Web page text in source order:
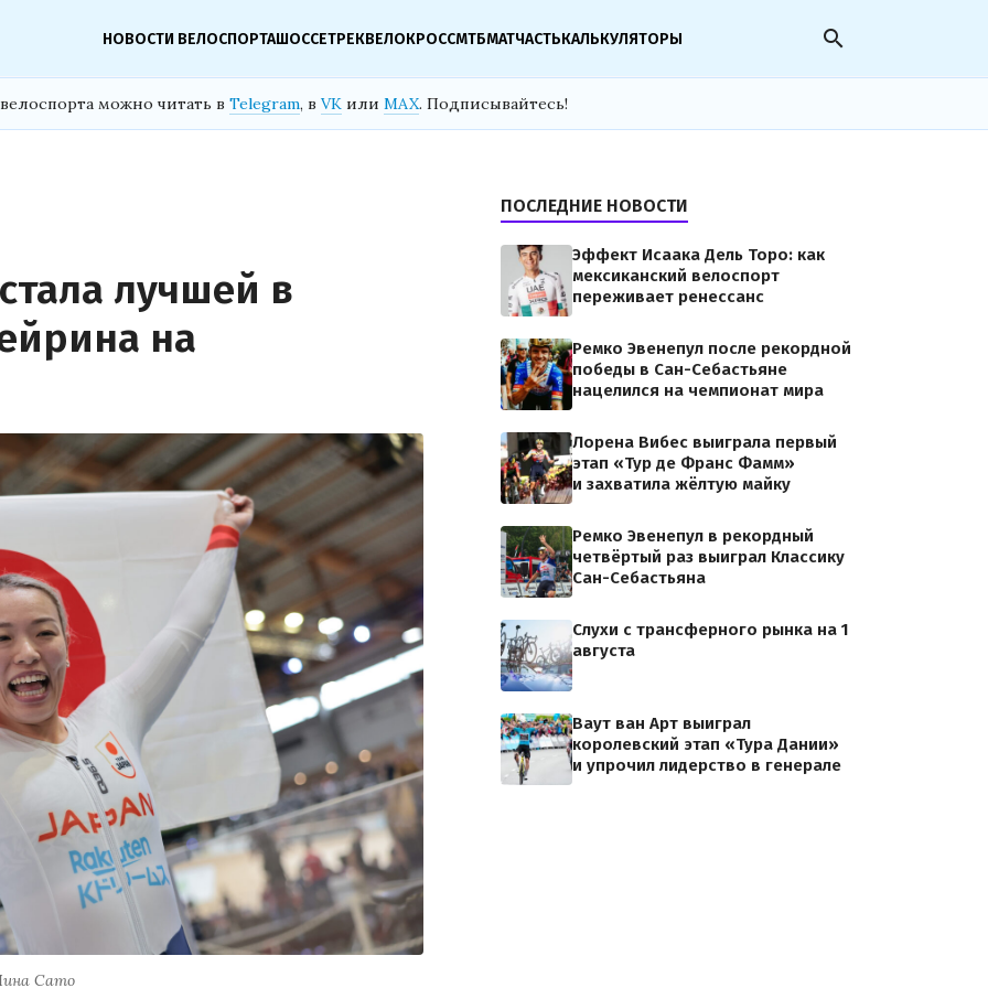
НОВОСТИ ВЕЛОСПОРТАШОССЕТРЕКВЕЛОКРОССМТБМАТЧАСТЬКАЛЬКУЛЯТОРЫ search
можно читать в Telegram, в VK или MAX. Подписывайтесь!
лучшей в
на
Сато
ПОСЛЕДНИЕ НОВОСТИ
Эффект Исаака Дель Торо: как
мексиканский велоспорт
переживает ренессанс
Ремко Эвенепул после рекордной
победы в Сан-Себастьяне
нацелился на чемпионат мира
Лорена Вибес выиграла первый
этап «Тур де Франс Фамм»
и захватила жёлтую майку
Ремко Эвенепул в рекордный
четвёртый раз выиграл Классику
Сан-Себастьяна
Слухи с трансферного рынка на 1
августа
Ваут ван Арт выиграл
королевский этап «Тура Дании»
и упрочил лидерство в генерале